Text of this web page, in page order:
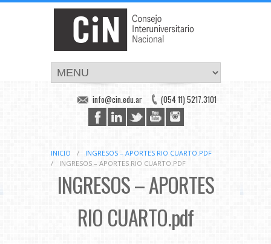
(054 11) 5217.3101
info@cin.edu.ar
INICIO /
INGRESOS – APORTES RIO CUARTO.PDF
/
INGRESOS – APORTES RIO CUARTO.PDF
INGRESOS – APORTES
RIO CUARTO.pdf